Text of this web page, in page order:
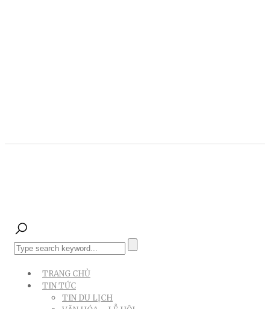
TRANG CHỦ
TIN TỨC
TIN DU LỊCH